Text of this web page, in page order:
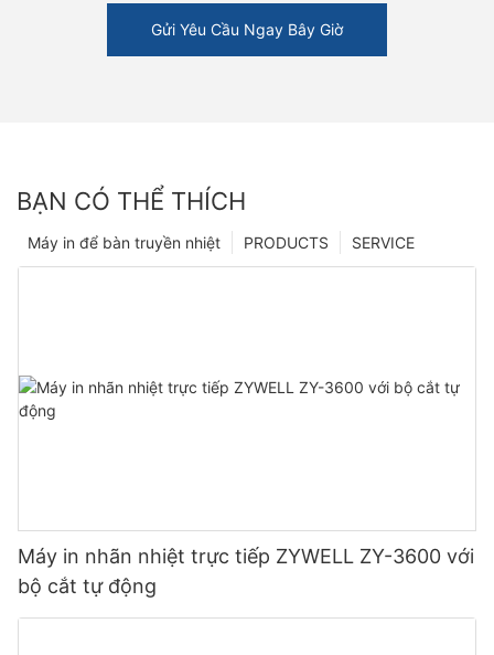
Gửi Yêu Cầu Ngay Bây Giờ
BẠN CÓ THỂ THÍCH
SERVICE
PRODUCTS
Máy in để bàn truyền nhiệt
Máy in nhãn nhiệt trực tiếp ZYWELL ZY-3600 với
bộ cắt tự động